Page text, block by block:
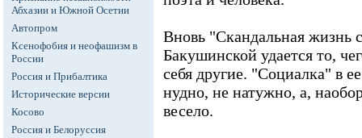
Абхазии и Южной Осетии
Автопром
Ксенофобия и неофашизм в
России
Россия и Прибалтика
Исторические версии
Косово
Россия и Белоруссия
Вновь "Скандальная
Бакушинской удается то,
себя другие. "Социалка" в
нудно, не натужно, а,
весело.